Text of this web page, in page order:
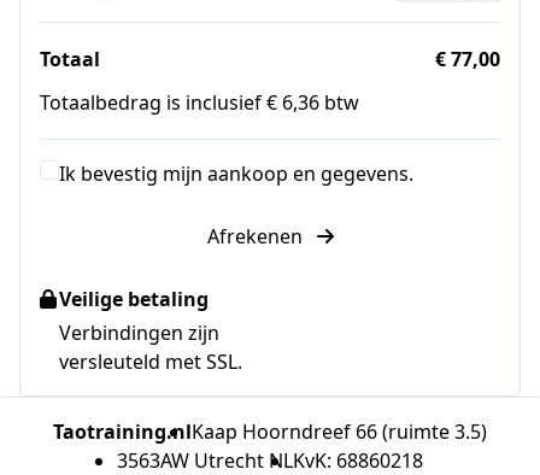
Totaal
€ 77,00
Totaalbedrag is inclusief € 6,36 btw
Ik bevestig mijn aankoop en gegevens.
Afrekenen
Veilige betaling
Verbindingen zijn
versleuteld met SSL.
Taotraining.nlKaap Hoorndreef 66 (ruimte 3.5)
3563AW Utrecht NLKvK: 68860218